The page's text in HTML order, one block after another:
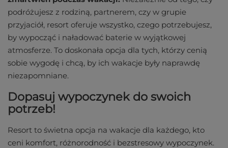
podróżujesz z rodziną, partnerem, czy w grupie
przyjaciół, resort oferuje wszystko, czego potrzebujesz,
by wypocząć i naładować baterie w wyjątkowej
atmosferze. To doskonała opcja dla tych, którzy cenią
sobie wygodę i chcą, by ich wakacje były naprawdę
niezapomniane.
Dopasuj wypoczynek do swoich
potrzeb!
Resort to świetna opcja na wakacje dla każdego, kto
ceni komfort, różnorodność i bezstresowy wypoczynek.